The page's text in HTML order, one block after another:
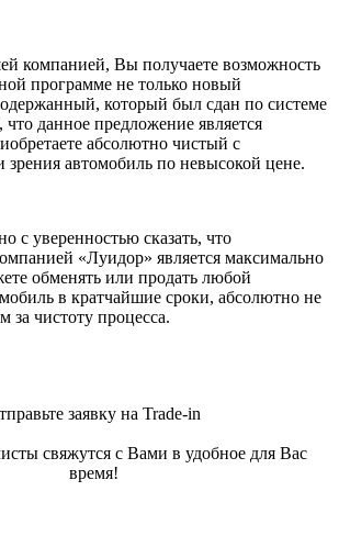
компанией, Вы получаете возможность
программе не только новый
который был сдан по системе
данное предложение является
абсолютно чистый с
зрения автомобиль по невысокой цене.
с уверенностью сказать, что
«Луидор» является максимально
обменять или продать любой
в кратчайшие сроки, абсолютно не
за чистоту процесса.
заявку на Trade-in
свяжутся с Вами в удобное для Вас
время!